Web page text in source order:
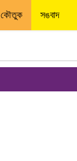
কৌতুক সঙবাদ